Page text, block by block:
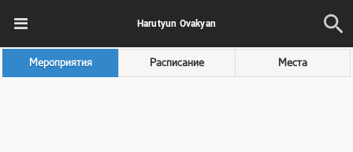
Harutyun Ovakyan
Мероприятия Расписание Места